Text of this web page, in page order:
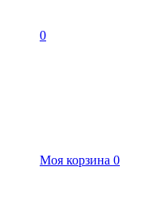
0
Моя корзина 0